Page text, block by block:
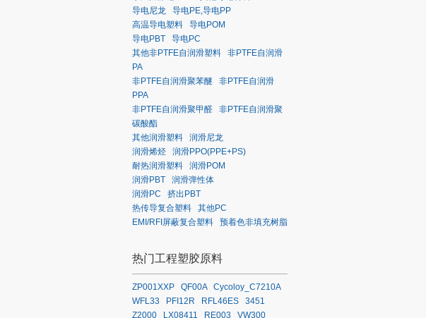
导电尼龙
导电PE,导电PP
高温导电塑料
导电POM
导电PBT
导电PC
其他非PTFE自润滑塑料
非PTFE自润滑
PA
非PTFE自润滑聚苯醚
非PTFE自润滑
PPA
非PTFE自润滑聚甲醛
非PTFE自润滑聚
碳酸酯
其他润滑塑料
润滑尼龙
润滑烯烃
润滑PPO(PPE+PS)
耐热润滑塑料
润滑POM
润滑PBT
润滑弹性体
润滑PC
挤出PBT
热传导复合塑料
其他PC
EMI/RFI屏蔽复合塑料
预着色非填充树脂
热门工程塑胶原料
ZP001XXP QF00A
Cycoloy_C7210A
WFL33
PFI12R RFL46ES
3451
Z2000
LX08411 RE003 VW300